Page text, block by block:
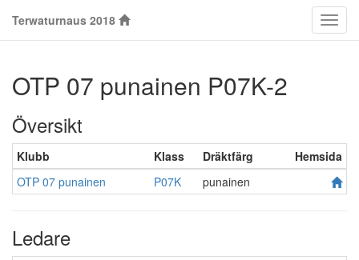
Terwaturnaus 2018
OTP 07 punainen P07K-2
Översikt
Klubb Klass Dräktfärg
Hemsida
OTP 07 punainen
P07K punainen
Ledare